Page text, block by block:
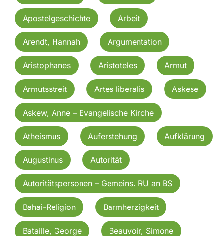
Apostelgeschichte Arbeit
Arendt, Hannah Argumentation
Aristophanes Aristoteles Armut
Armutsstreit Artes liberalis Askese
Askew, Anne – Evangelische Kirche
Atheismus Auferstehung Aufklärung
Augustinus Autorität
Autoritätspersonen – Gemeins. RU an BS
Bahai-Religion Barmherzigkeit
Bataille, George Beauvoir, Simone